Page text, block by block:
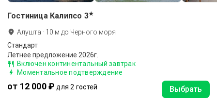
Гостиница Калипсо 3★
Алушта · 10 м до Черного моря
Стандарт
Летнее предложение 2026г.
Включен континентальный завтрак
Моментальное подтверждение
от 12 000 ₽ для 2 гостей Выбрать